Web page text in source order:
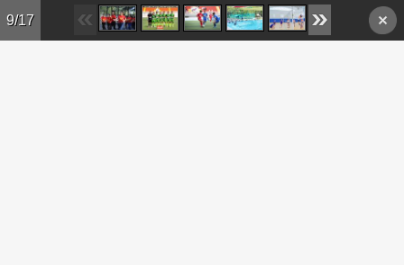
Skip to main content
9/17